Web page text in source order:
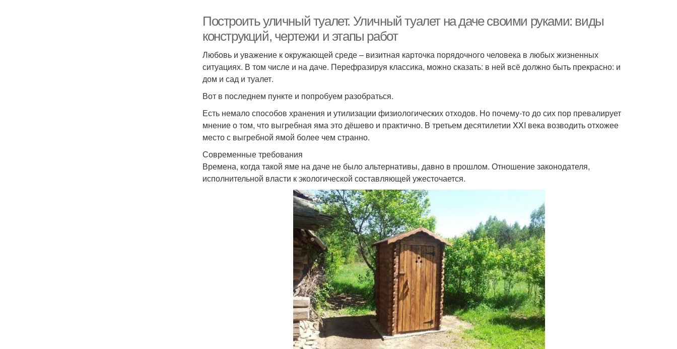
Построить уличный туалет. Уличный туалет на даче своими руками: виды
конструкций, чертежи и этапы работ
Любовь и уважение к окружающей среде – визитная карточка порядочного человека в любых жизненных
ситуациях. В том числе и на даче. Перефразируя классика, можно сказать: в ней всё должно быть прекрасно: и
дом и сад и туалет.
Вот в последнем пункте и попробуем разобраться.
Есть немало способов хранения и утилизации физиологических отходов. Но почему-то до сих пор превалирует
мнение о том, что выгребная яма это дёшево и практично. В третьем десятилетии XXI века возводить отхожее
место с выгребной ямой более чем странно.
Современные требования
Времена, когда такой яме на даче не было альтернативы, давно в прошлом. Отношение законодателя,
исполнительной власти к экологической составляющей ужесточается.